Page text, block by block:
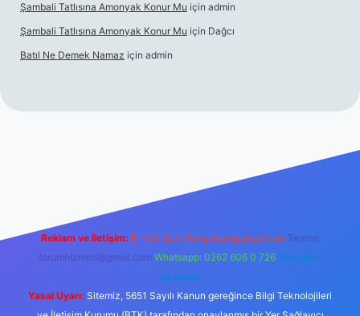
Şambali Tatlısına Amonyak Konur Mu için admin
Şambali Tatlısına Amonyak Konur Mu için Dağcı
Batıl Ne Demek Namaz için admin
Reklam ve İletişim: E-mail: backlinkpaneli@gmail.com Teams:
forumhizmeti@gmail.com Whatsapp: 0262 606 0 726 Telegram:
@karabul
Yasal Uyarı: Sitemiz, 5651 Sayılı Kanun gereğince Bilgi Teknolojileri